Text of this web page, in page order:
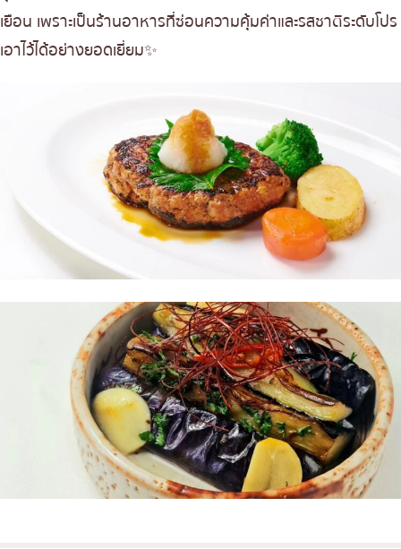
เยือน เพราะเป็นร้านอาหารที่ซ่อนความคุ้มค่าและรสชาติระดับโปร
เอาไว้ได้อย่างยอดเยี่ยม✨